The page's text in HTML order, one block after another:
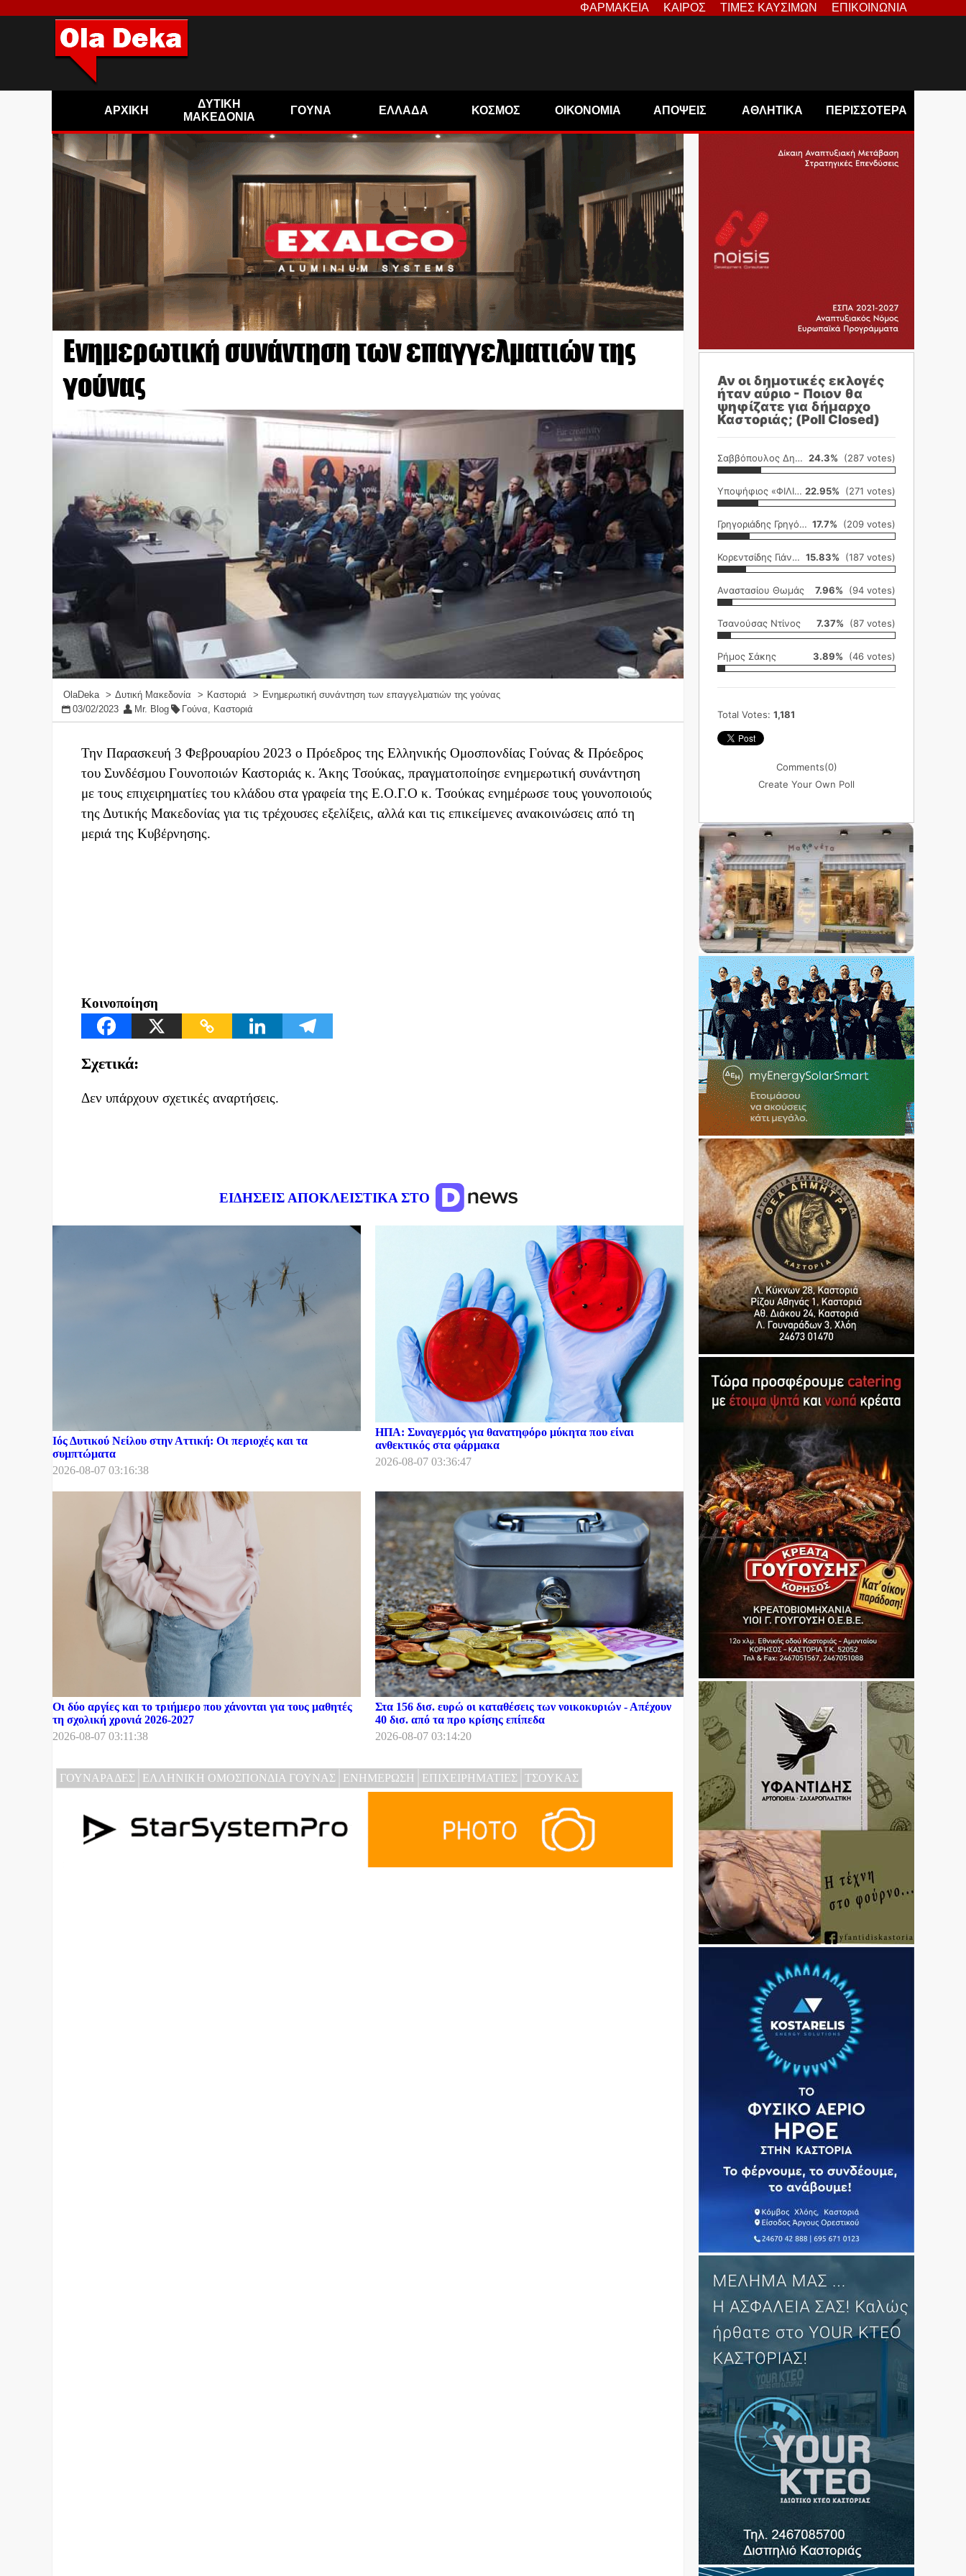
ΦΑΡΜΑΚΕΙΑ ΚΑΙΡΟΣ ΤΙΜΕΣ ΚΑΥΣΙΜΩΝ ΕΠΙΚΟΙΝΩΝΙΑ
ΑΡΧΙΚΗ
ΔΥΤΙΚΗ
ΜΑΚΕΔΟΝΙΑ
ΓΟΥΝΑ ΕΛΛΑΔΑ ΚΟΣΜΟΣ ΟΙΚΟΝΟΜΙΑ ΑΠΟΨΕΙΣ ΑΘΛΗΤΙΚΑ ΠΕΡΙΣΣΟΤΕΡΑ
Ενημερωτική συνάντηση των επαγγελματιών της
γούνας
OlaDeka Δυτική Μακεδονία Καστοριά
Ενημερωτική συνάντηση των επαγγελματιών της γούνας
03/02/2023
Mr. Blog Γούνα Καστοριά
Την Παρασκευή 3 Φεβρουαρίου 2023 ο Πρόεδρος της Ελληνικής Ομοσπονδίας Γούνας & Πρόεδρος
του Συνδέσμου Γουνοποιών Καστοριάς κ. Άκης Τσούκας, πραγματοποίησε ενημερωτική συνάντηση
με τους επιχειρηματίες του κλάδου στα γραφεία της Ε.Ο.Γ.Ο κ. Τσούκας ενημέρωσε τους γουνοποιούς
της Δυτικής Μακεδονίας για τις τρέχουσες εξελίξεις, αλλά και τις επικείμενες ανακοινώσεις από τη
μεριά της Κυβέρνησης.
Κοινοποίηση
Σχετικά:
Δεν υπάρχουν σχετικές αναρτήσεις.
ΕΙΔΗΣΕΙΣ ΑΠΟΚΛΕΙΣΤΙΚΑ ΣΤΟ
Ιός Δυτικού Νείλου στην Αττική: Οι περιοχές και τα
συμπτώματα
2026-08-07 03:16:38
ΗΠΑ: Συναγερμός για θανατηφόρο μύκητα που είναι
ανθεκτικός στα φάρμακα
2026-08-07 03:36:47
Οι δύο αργίες και το τριήμερο που χάνονται για τους μαθητές
τη σχολική χρονιά 2026-2027
2026-08-07 03:11:38
Στα 156 δισ. ευρώ οι καταθέσεις των νοικοκυριών - Απέχουν
40 δισ. από τα προ κρίσης επίπεδα
2026-08-07 03:14:20
ΓΟΥΝΑΡΑΔΕΣ ΕΛΛΗΝΙΚΗ ΟΜΟΣΠΟΝΔΙΑ ΓΟΥΝΑΣ ΕΝΗΜΕΡΩΣΗ ΕΠΙΧΕΙΡΗΜΑΤΙΕΣ ΤΣΟΥΚΑΣ
Αν οι δημοτικές εκλογές
ήταν αύριο - Ποιον θα
ψηφίζατε για δήμαρχο
Καστοριάς; (Poll Closed)
Σαββόπουλος Δημήτρης 24.3% (287 votes)
Υποψήφιος «ΦΙΛΙΚΗ ΕΤΑΙΡΕΙΑ» 22.95% (271 votes)
Γρηγοριάδης Γρηγόρης 17.7% (209 votes)
Κορεντσίδης Γιάννης 15.83% (187 votes)
Αναστασίου Θωμάς 7.96% (94 votes)
Τσανούσας Ντίνος 7.37% (87 votes)
Ρήμος Σάκης 3.89% (46 votes)
Total Votes: 1,181
Comments(0)
Create Your Own Poll